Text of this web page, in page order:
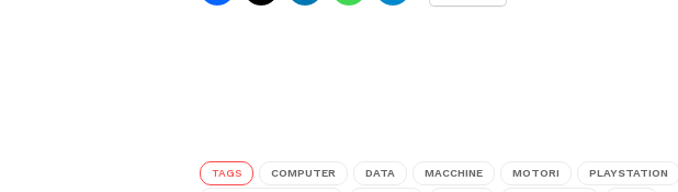
TAGS COMPUTER DATA MACCHINE MOTORI PLAYSTATION